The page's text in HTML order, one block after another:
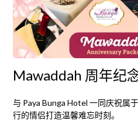
Mawaddah 周年纪
与 Paya Bunga Hotel 一同庆祝属
行的情侣打造温馨难忘时刻。